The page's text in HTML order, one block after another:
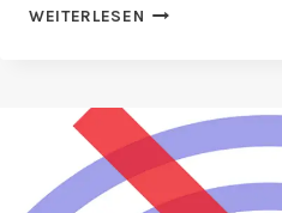
WEITERLESEN 9
LAUTSPRECHER
GUT
SIND